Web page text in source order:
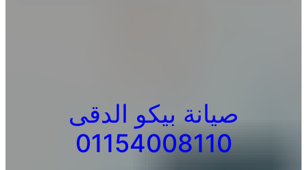
صيانة بيكو الدقى
01154008110